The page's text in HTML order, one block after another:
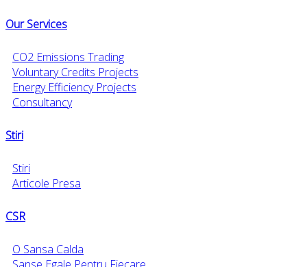
Our Services
CO2 Emissions Trading
Voluntary Credits Projects
Energy Efficiency Projects
Consultancy
Stiri
Stiri
Articole Presa
CSR
O Sansa Calda